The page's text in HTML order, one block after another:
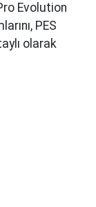
Evolution
PES
olarak